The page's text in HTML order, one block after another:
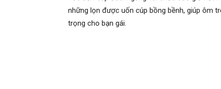
những lọn được uốn cúp bồng bềnh, giúp ôm
trọng cho bạn gái.